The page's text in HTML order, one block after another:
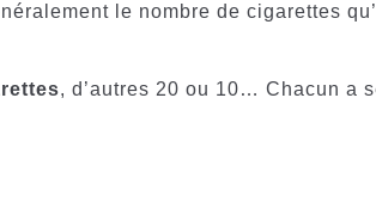
le nombre de cigarettes
, d’autres 20 ou 10… Chacun a